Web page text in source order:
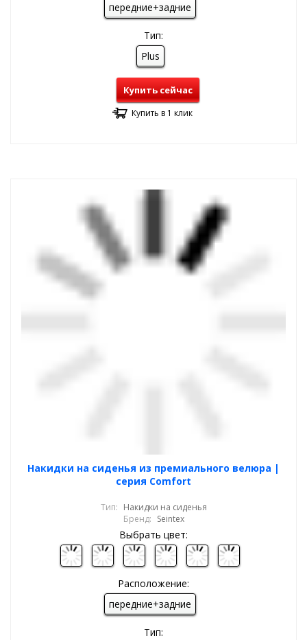
передние+задние
Тип:
Plus
Купить сейчас
Купить в 1 клик
Накидки на сиденья из премиального велюра |
серия Comfort
Тип: Накидки на сиденья
Бренд: Seintex
Выбрать цвет:
Расположение:
передние+задние
Тип: